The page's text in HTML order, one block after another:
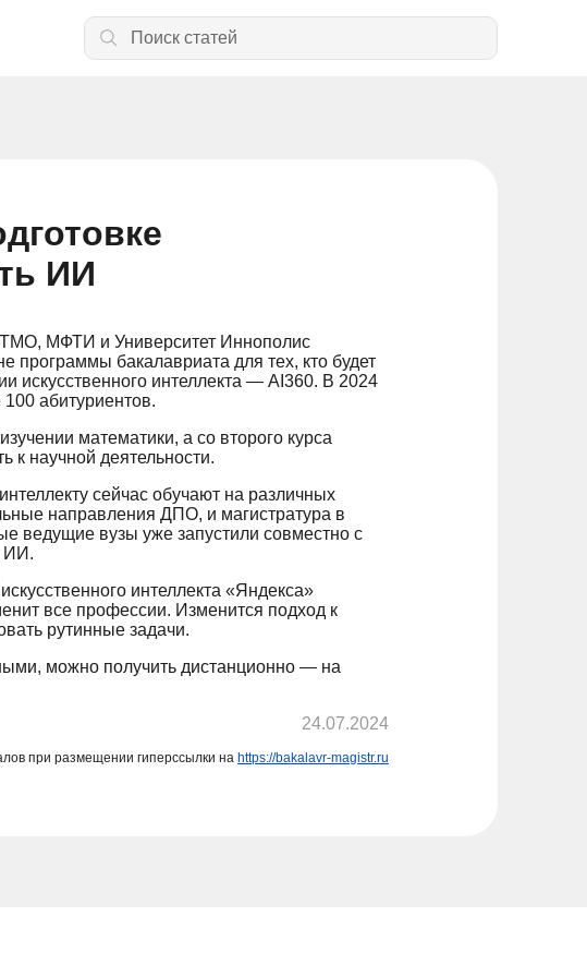
ИИ
МФТИ и Университет Иннополис
программы бакалавриата для тех, кто будет
искусственного интеллекта — AI360. В 2024
абитуриентов.
математики, а со второго курса
к научной деятельности.
сейчас обучают на различных
направления ДПО, и магистратура в
ведущие вузы уже запустили совместно с
ИИ.
интеллекта «Яндекса»
все профессии. Изменится подход к
рутинные задачи.
можно получить дистанционно — на
24.07.2024
при размещении гиперссылки на https://bakalavr-magistr.ru